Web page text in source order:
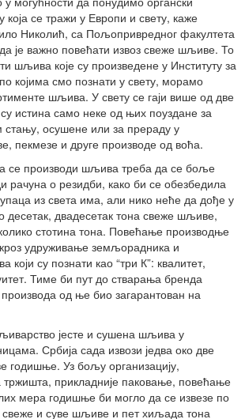
се тражи у Европи и свету, каже
Николић, са Пољопривредног факултета
је важно повећати извоз свеже шљиве. То
шљива које су произведене у Институту за
којима смо познати у свету, морамо
шљива. У свету се гаји више од две
истина само неке од њих поуздане за
осушене или за прераду у
пекмезе и друге производе од воћа.
се производи шљива треба да се боље
рачуна о резидби, како би се обезбедила
из света има, али нико неће да дође у
десетак, двадесетак тона свеже шљиве,
стотина тона. Повећање производње
удруживање земљорадника и
који су познати као “три К”: квалитет,
Тиме би пут до стварања бренда
од ње био загарантован на
јесте и сушена шљива у
Србија сада извози једва око две
Уз бољу организацију,
прикладније паковање, повећање
мера годишње би могло да се извезе по
и суве шљиве и пет хиљада тона